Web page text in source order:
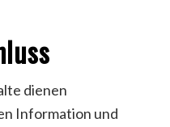
dienen
Information und